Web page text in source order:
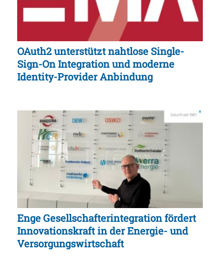
OAuth2 unterstützt nahtlose Single-
Sign-On Integration und moderne
Identity-Provider Anbindung
Enge Gesellschafterintegration fördert
Innovationskraft in der Energie- und
Versorgungswirtschaft